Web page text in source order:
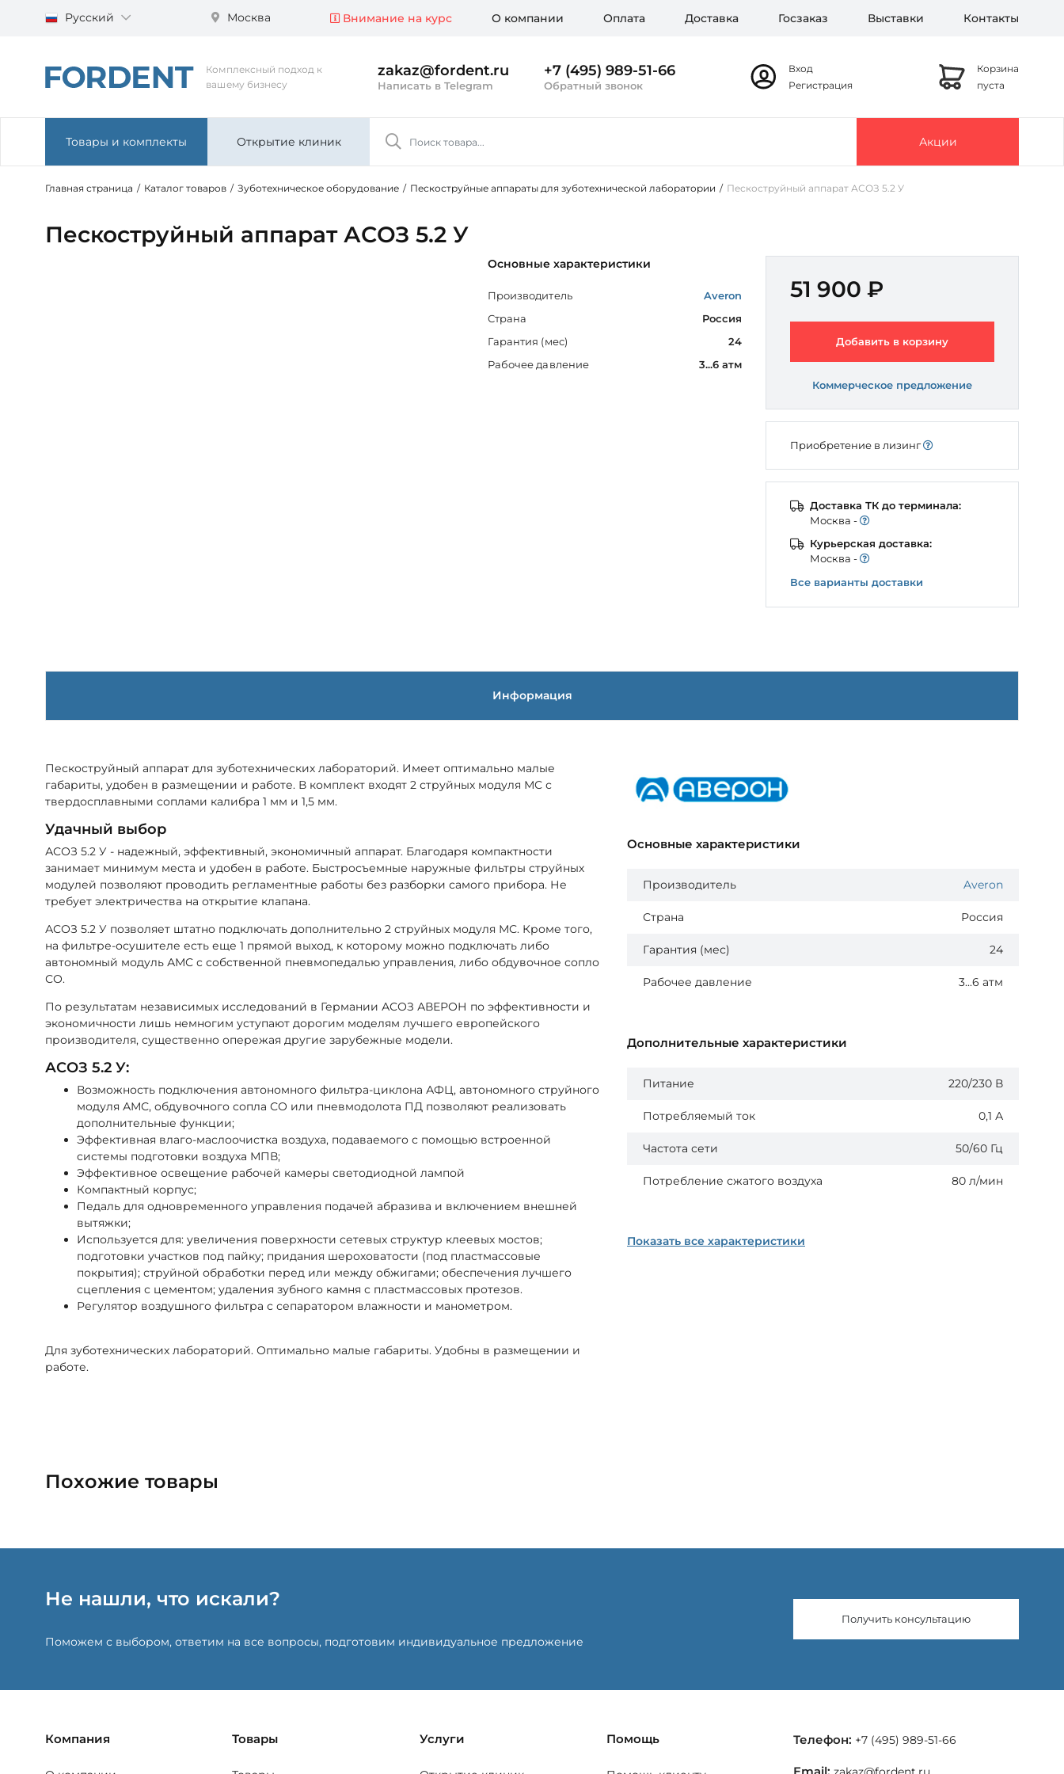
Русский Москва Внимание на курс О компании Оплата Доставка Госзаказ Выставки Контакты
Комплексный подход к
вашему бизнесу
zakaz@fordent.ru
Написать в Telegram
+7 (495) 989-51-66
Обратный звонок
Вход
Регистрация
Корзина
пуста
Товары и комплекты Открытие клиник Акции
Главная страница / Каталог товаров / Зуботехническое оборудование / Пескоструйные аппараты для зуботехнической лаборатории / Пескоструйный аппарат АСОЗ 5.2 У
Пескоструйный аппарат АСОЗ 5.2 У
Основные характеристики
Производитель
Averon
Страна
Россия
Гарантия (мес)
24
Рабочее давление
3...6 атм
51 900 ₽
Добавить в корзину
Коммерческое предложение
Приобретение в лизинг
Доставка ТК до терминала:
Моcква -
Курьерская доставка:
Моcква -
Все варианты доставки
Информация
Пескоструйный аппарат для зуботехнических лабораторий. Имеет оптимально малые
габариты, удобен в размещении и работе. В комплект входят 2 струйных модуля МС с
твердосплавными соплами калибра 1 мм и 1,5 мм.
Удачный выбор
АСОЗ 5.2 У - надежный, эффективный, экономичный аппарат. Благодаря компактности
занимает минимум места и удобен в работе. Быстросъемные наружные фильтры струйных
модулей позволяют проводить регламентные работы без разборки самого прибора. Не
требует электричества на открытие клапана.
АСОЗ 5.2 У позволяет штатно подключать дополнительно 2 струйных модуля МС. Кроме того,
на фильтре-осушителе есть еще 1 прямой выход, к которому можно подключать либо
автономный модуль АМС с собственной пневмопедалью управления, либо обдувочное сопло
СО.
По результатам независимых исследований в Германии АСОЗ АВЕРОН по эффективности и
экономичности лишь немногим уступают дорогим моделям лучшего европейского
производителя, существенно опережая другие зарубежные модели.
АСОЗ 5.2 У:
Возможность подключения автономного фильтра-циклона АФЦ, автономного струйного
модуля АМС, обдувочного сопла СО или пневмодолота ПД позволяют реализовать
дополнительные функции;
Эффективная влаго-маслоочистка воздуха, подаваемого с помощью встроенной
системы подготовки воздуха МПВ;
Эффективное освещение рабочей камеры светодиодной лампой
Компактный корпус;
Педаль для одновременного управления подачей абразива и включением внешней
вытяжки;
Используется для: увеличения поверхности сетевых структур клеевых мостов;
подготовки участков под пайку; придания шероховатости (под пластмассовые
покрытия); струйной обработки перед или между обжигами; обеспечения лучшего
сцепления с цементом; удаления зубного камня с пластмассовых протезов.
Регулятор воздушного фильтра с сепаратором влажности и манометром.
Для зуботехнических лабораторий. Оптимально малые габариты. Удобны в размещении и
работе.
Основные характеристики
Производитель Averon
Страна Россия
Гарантия (мес) 24
Рабочее давление 3...6 атм
Дополнительные характеристики
Питание 220/230 В
Потребляемый ток 0,1 А
Частота сети 50/60 Гц
Потребление сжатого воздуха 80 л/мин
Показать все характеристики
Похожие товары
Не нашли, что искали?
Поможем с выбором, ответим на все вопросы, подготовим индивидуальное предложение
Получить консультацию
Компания Товары Услуги Помощь Телефон: +7 (495) 989-51-66